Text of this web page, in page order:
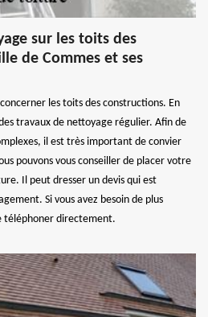
sur les toits des
de Commes et ses
les toits des constructions. En
travaux de nettoyage régulier. Afin de
il est très important de convier
pouvons vous conseiller de placer votre
Il peut dresser un devis qui est
Si vous avez besoin de plus
téléphoner directement.